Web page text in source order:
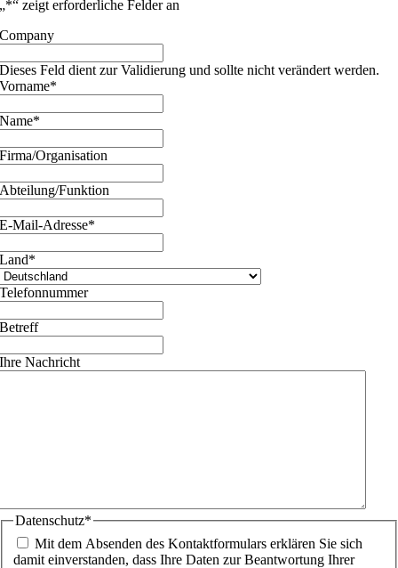
„*“ zeigt erforderliche Felder an
Company
Dieses Feld dient zur Validierung und sollte nicht verändert werden.
Vorname*
Name*
Firma/Organisation
Abteilung/Funktion
E-Mail-Adresse*
Land*
Telefonnummer
Betreff
Ihre Nachricht
Datenschutz*
Mit dem Absenden des Kontaktformulars erklären Sie sich
damit einverstanden, dass Ihre Daten zur Beantwortung Ihrer